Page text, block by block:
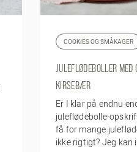
COOKIES OG SMÅKAGER
JULEFLØDEBOLLER MED
KIRSEBÆR
Er I klar på endnu
juleflødebolle-
få for mange
ikke rigtigt? Jeg kan